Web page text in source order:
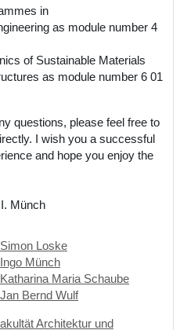
in
as module number 4
of Sustainable Materials
as module number 6 01
questions, please feel free to
I wish you a successful
and hope you enjoy the
Münch
Simon Loske
Ingo Münch
Katharina Maria Schaube
Jan Bernd Wulf
Architektur und